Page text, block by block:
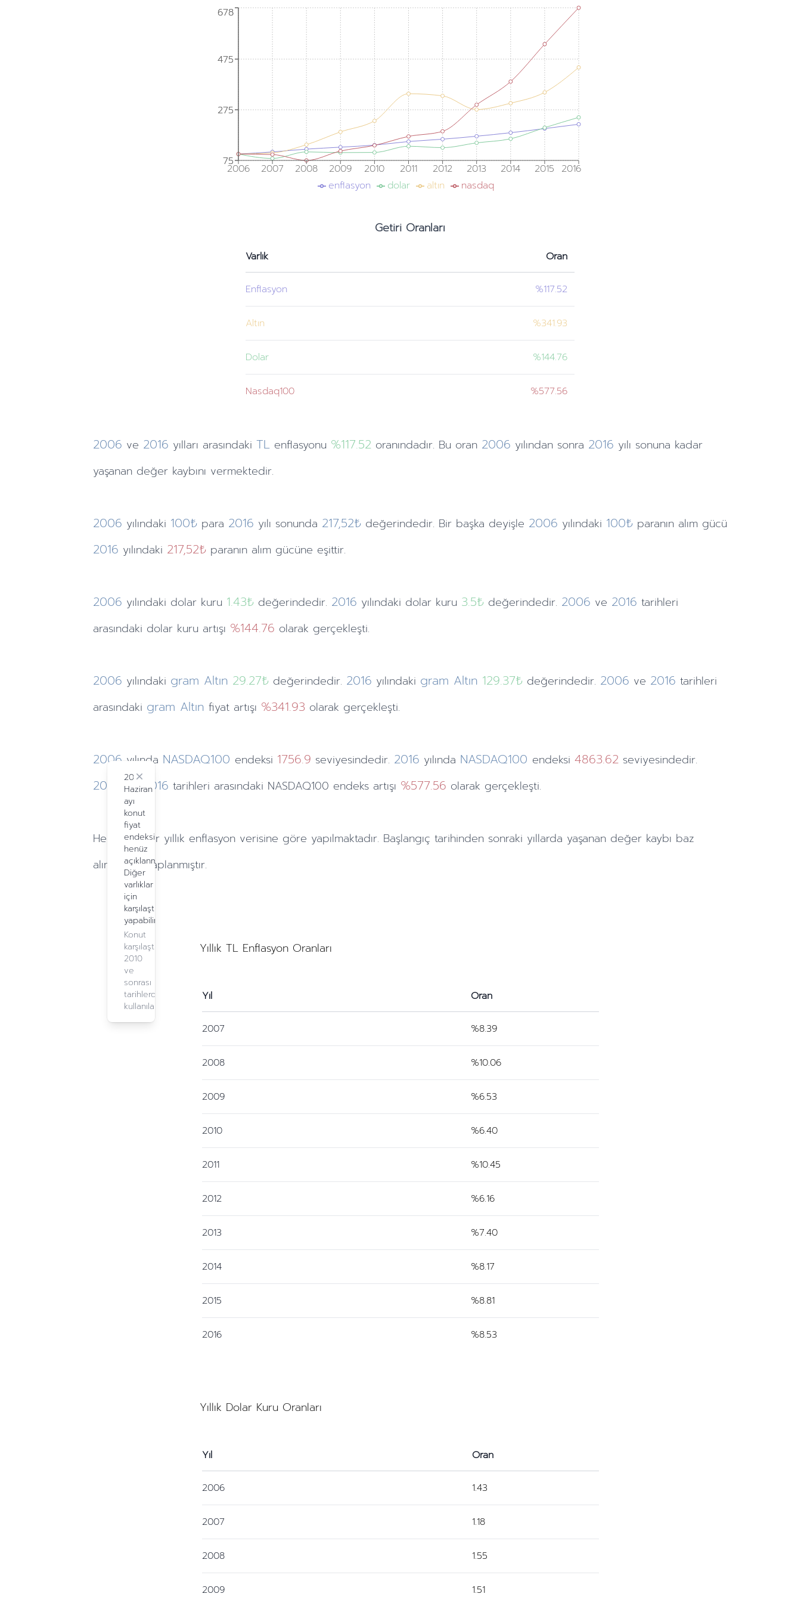
2006 2007 2008 2009 2010 2011 2012 2013 2014 2015 2016
75
275
475
678
75
275
475
678
enflasyon dolar altın nasdaq
Getiri Oranları
Varlık Oran
Enflasyon %117.52
Altın %341.93
Dolar %144.76
Nasdaq100 %577.56
2006 ve 2016 yılları arasındaki TLenflasyonu %117.52oranındadır. Bu oran 2006 yılındansonra 2016 yılı sonuna kadar
yaşanan değer kaybını vermektedir.
2006 yılındaki 100₺ para 2016 yılı sonunda 217,52₺ değerindedir. Bir başka deyişle 2006 yılındaki 100₺ paranın alım gücü
2016 yılındaki 217,52₺ paranın alım gücüne eşittir.
2006 yılındaki dolar kuru 1.43₺değerindedir. 2016 yılındaki dolar kuru 3.5₺değerindedir. 2006 ve 2016 tarihleri
arasındaki dolar kuru artışı %144.76 olarak gerçekleşti.
2006 yılındaki gram Altın 29.27₺değerindedir. 2016 yılındaki gram Altın 129.37₺değerindedir. 2006 ve 2016 tarihleri
arasındaki gram Altın fiyat artışı %341.93 olarak gerçekleşti.
2024
Haziran
ayı
konut
fiyat
endeksi
henüz
açıklanmadı.
Diğer
varlıklar
için
karşılaştırma
yapabilirsiniz.
Konut
karşılaştırma,
2010
ve
sonrası
tarihlerde
kullanılabilir.
Close
2006 yılında NASDAQ100 endeksi 1756.9 seviyesindedir. 2016 yılında NASDAQ100 endeksi 4863.62seviyesindedir.
2006 ve 2016 tarihleri arasındaki NASDAQ100 endeks artışı %577.56 olarak gerçekleşti.
Hesaplamalar yıllık enflasyon verisine göre yapılmaktadır. Başlangıç tarihinden sonraki yıllarda yaşanan değer kaybı baz
alınarak hesaplanmıştır.
Yıllık TL Enflasyon Oranları
Yıl Oran
2007 %8.39
2008 %10.06
2009 %6.53
2010 %6.40
2011 %10.45
2012 %6.16
2013 %7.40
2014 %8.17
2015 %8.81
2016 %8.53
Yıllık Dolar Kuru Oranları
Yıl Oran
2006 1.43
2007 1.18
2008 1.55
2009 1.51